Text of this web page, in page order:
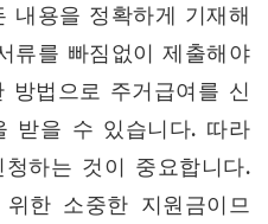
내용을 정확하게 기재해
류를 빠짐없이 제출해야
방법으로 주거급여를 신
받을 수 있습니다. 따라
하는 것이 중요합니다.
한 소중한 지원금이므